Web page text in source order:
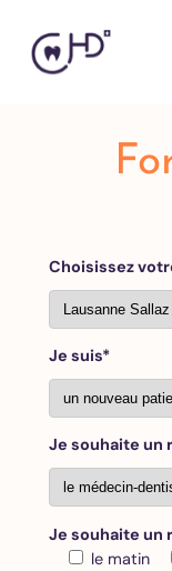
Choisissez
Je suis*
Je souhaite un
Je souhaite un
le matin